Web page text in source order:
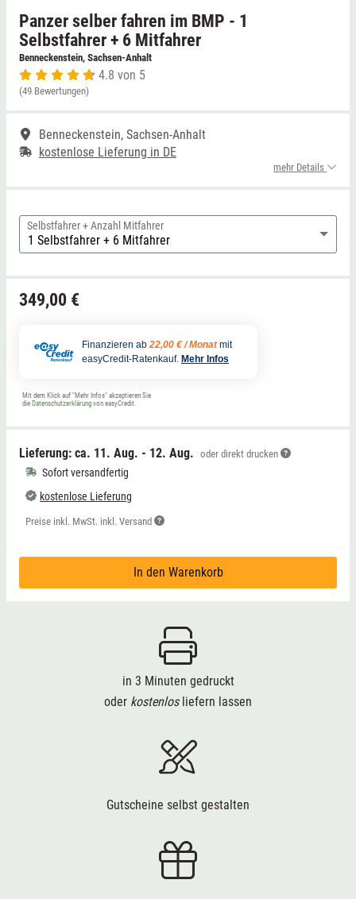
Panzer selber fahren im BMP - 1
Selbstfahrer + 6 Mitfahrer
Benneckenstein, Sachsen-Anhalt
4.8 von 5
(49 Bewertungen)
Benneckenstein, Sachsen-Anhalt
kostenlose Lieferung in DE
mehr Details
Selbstfahrer + Anzahl Mitfahrer
349,00 €
Finanzieren ab 22,00 € / Monat mit
easyCredit-Ratenkauf. Mehr Infos
Mit dem Klick auf "Mehr Infos" akzeptieren Sie
die Datenschutzerklärung von easyCredit.
Lieferung: ca. 11. Aug. - 12. Aug. oder direkt drucken
Sofort versandfertig
kostenlose Lieferung
Preise inkl. MwSt. inkl. Versand
In den Warenkorb
in 3 Minuten gedruckt
oder kostenlosliefern lassen
Gutscheine selbst gestalten
Niedersachsen
NRW
Saarland
Sachsen-Anhalt
Thale
Weißwasser